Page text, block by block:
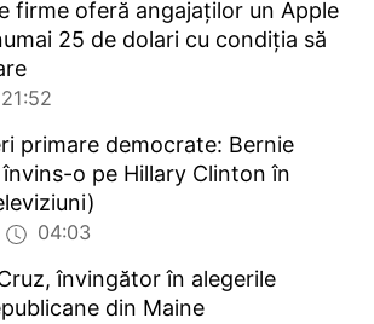
firme oferă angajaților un Apple
25 de dolari cu condiția să
21:52
primare democrate: Bernie
învins-o pe Hillary Clinton în
04:03
învingător în alegerile
din Maine